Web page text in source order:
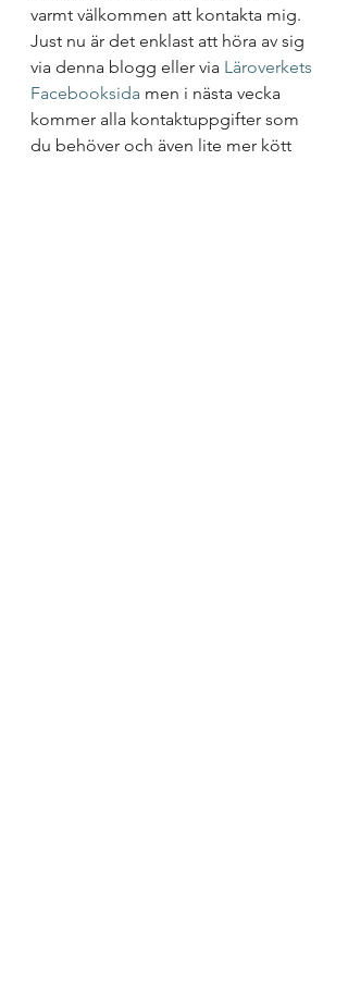
varmt välkommen att kontakta mig.
Just nu är det enklast att höra av sig
via denna blogg eller via Läroverkets
Facebooksida men i nästa vecka
kommer alla kontaktuppgifter som
du behöver och även lite mer kött